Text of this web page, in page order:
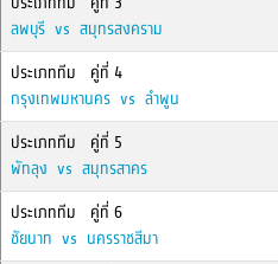
ลพบุรี vs สมุทรสงคราม
ประเภททีม คู่ที่ 4
กรุงเทพมหานคร vs ลำพูน
ประเภททีม คู่ที่ 5
พัทลุง vs สมุทรสาคร
ประเภททีม คู่ที่ 6
ชัยนาท vs นครราชสีมา